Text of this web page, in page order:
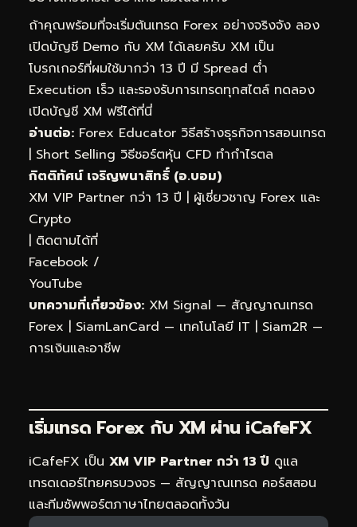
ถ้าคุณพร้อมที่จะเริ่มต้นเทรด Forex อย่างจริงจัง ลอง
เปิดบัญชี Demo กับ XM ได้เลยครับ XM เป็น
โบรกเกอร์ที่ผมใช้มากว่า 13 ปี มี Spread ต่ำ
Execution เร็ว และรองรับการเทรดทุกสไตล์ ทดลอง
เปิดบัญชี XM ฟรีได้ที่นี่
อ่านต่อ: Forex Educator วิธีสร้างธุรกิจการสอนเทรด
| Short Selling วิธีชอร์ตหุ้น CFD ทำกำไรตล
กิตติทัศน์ เจริญพนาสิทธิ์ (อ.บอม)
XM VIP Partner กว่า 13 ปี | ผู้เชี่ยวชาญ Forex และ
Crypto
| ติดตามได้ที่
Facebook /
YouTube
บทความที่เกี่ยวข้อง: XM Signal — สัญญาณเทรด
Forex | SiamLanCard — เทคโนโลยี IT | Siam2R —
การเงินและอาชีพ
เริ่มเทรด Forex กับ XM ผ่าน iCafeFX
iCafeFX เป็น XM VIP Partner กว่า 13 ปี ดูแล
เทรดเดอร์ไทยครบวงจร — สัญญาณเทรด คอร์สสอน
และทีมซัพพอร์ตภาษาไทยตลอดทั้งวัน